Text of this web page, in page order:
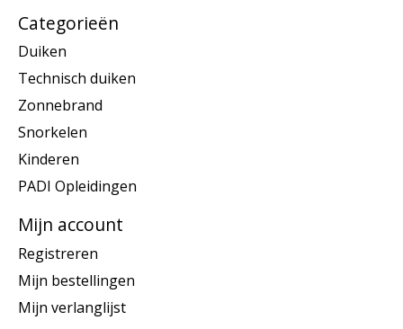
Categorieën
Duiken
Technisch duiken
Zonnebrand
Snorkelen
Kinderen
PADI Opleidingen
Mijn account
Registreren
Mijn bestellingen
Mijn verlanglijst